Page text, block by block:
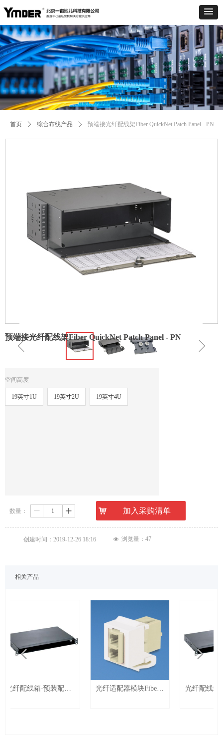
首页 ꄲ 综合布线产品 ꄲ 预端接光纤配线架Fiber QuickNet Patch Panel - PN
预端接光纤配线架Fiber QuickNet Patch Panel - PN
创建时间： 2019-12-26 18:16
空间高度
19英寸1U 19英寸2U 19英寸4U
넶 浏览量： 47
数量： ꄷ ꄸ
相关产品
纤配线箱-预装配
光纤适配器模块Fiber
光纤配线箱-模
넳 넲
Control Render
ControlType:productSlideBind Error:未将对象引用设置到对象的实例。
낙 加入采购清单
ꁆ ꁇ